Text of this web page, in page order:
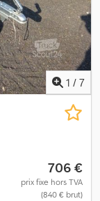
1 / 7
706 €
prix fixe hors TVA
(840 € brut)